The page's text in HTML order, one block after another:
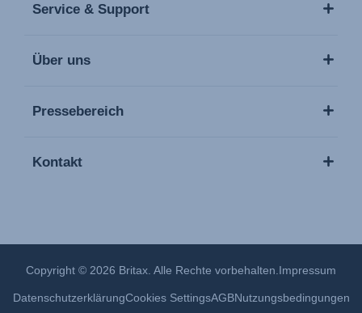
Service & Support
Über uns
Pressebereich
Kontakt
Copyright © 2026 Britax. Alle Rechte vorbehalten. Impressum
DatenschutzerklärungCookies SettingsAGBNutzungsbedingungen